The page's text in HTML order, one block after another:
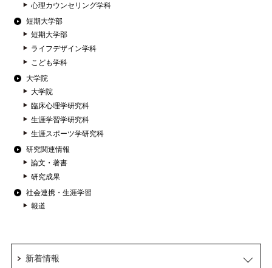
心理カウンセリング学科
短期大学部
短期大学部
ライフデザイン学科
こども学科
大学院
大学院
臨床心理学研究科
生涯学習学研究科
生涯スポーツ学研究科
研究関連情報
論文・著書
研究成果
社会連携・生涯学習
報道
新着情報